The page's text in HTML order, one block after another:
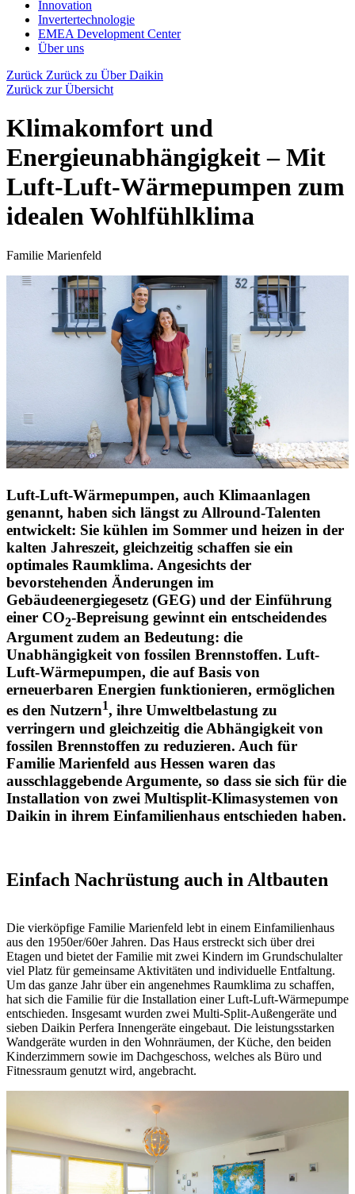
Innovation
Invertertechnologie
EMEA Development Center
Über uns
Zurück Zurück zu Über Daikin
Zurück zur Übersicht
Klimakomfort und
Energieunabhängigkeit – Mit
Luft-Luft-Wärmepumpen zum
idealen Wohlfühlklima
Familie Marienfeld
Luft-Luft-Wärmepumpen, auch Klimaanlagen
genannt, haben sich längst zu Allround-Talenten
entwickelt: Sie kühlen im Sommer und heizen in der
kalten Jahreszeit, gleichzeitig schaffen sie ein
optimales Raumklima. Angesichts der
bevorstehenden Änderungen im
Gebäudeenergiegesetz (GEG) und der Einführung
einer CO2-Bepreisung gewinnt ein entscheidendes
Argument zudem an Bedeutung: die
Unabhängigkeit von fossilen Brennstoffen. Luft-
Luft-Wärmepumpen, die auf Basis von
erneuerbaren Energien funktionieren, ermöglichen
es den Nutzern1, ihre Umweltbelastung zu
verringern und gleichzeitig die Abhängigkeit von
fossilen Brennstoffen zu reduzieren. Auch für
Familie Marienfeld aus Hessen waren das
ausschlaggebende Argumente, so dass sie sich für die
Installation von zwei Multisplit-Klimasystemen von
Daikin in ihrem Einfamilienhaus entschieden haben.
Einfach Nachrüstung auch in Altbauten
Die vierköpfige Familie Marienfeld lebt in einem Einfamilienhaus
aus den 1950er/60er Jahren. Das Haus erstreckt sich über drei
Etagen und bietet der Familie mit zwei Kindern im Grundschulalter
viel Platz für gemeinsame Aktivitäten und individuelle Entfaltung.
Um das ganze Jahr über ein angenehmes Raumklima zu schaffen,
hat sich die Familie für die Installation einer Luft-Luft-Wärmepumpe
entschieden. Insgesamt wurden zwei Multi-Split-Außengeräte und
sieben Daikin Perfera Innengeräte eingebaut. Die leistungsstarken
Wandgeräte wurden in den Wohnräumen, der Küche, den beiden
Kinderzimmern sowie im Dachgeschoss, welches als Büro und
Fitnessraum genutzt wird, angebracht.